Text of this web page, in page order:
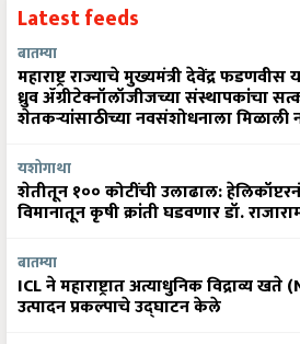
Latest feeds
बातम्या
महाराष्ट्र राज्याचे मुख्यमंत्री देवेंद्र फडणवीस
ध्रुव ॲग्रीटेक्नॉलॉजीजच्या संस्थापकांचा
शेतकऱ्यांसाठीच्या नवसंशोधनाला
यशोगाथा
शेतीतून १०० कोटींची उलाढाल:
विमानातून कृषी क्रांती घडवणार डॉ.
बातम्या
ICL ने महाराष्ट्रात अत्याधुनिक विद्राव्य खते
उत्पादन प्रकल्पाचे उद्घाटन केले